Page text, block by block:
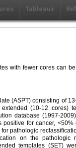
Tableaux
with fewer cores can
(ASPT) consisting of
(10-12 cores)
database (1997-
positive for cancer,
pathologic
on the pathologic
templates (SET)